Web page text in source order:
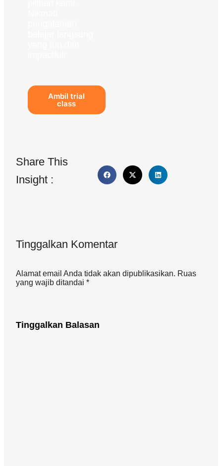
Ambil trial
class
Share This
Insight :
Tinggalkan Komentar
Alamat email Anda tidak akan dipublikasikan. Ruas
yang wajib ditandai *
Tinggalkan Balasan